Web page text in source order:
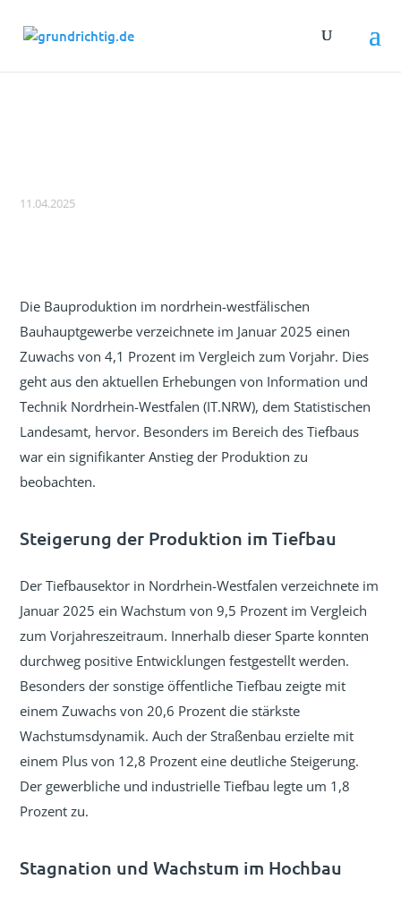
11.04.2025
Die Bauproduktion im nordrhein-westfälischen
Bauhauptgewerbe verzeichnete im Januar 2025 einen
Zuwachs von 4,1 Prozent im Vergleich zum Vorjahr. Dies
geht aus den aktuellen Erhebungen von Information und
Technik Nordrhein-Westfalen (IT.NRW), dem Statistischen
Landesamt, hervor. Besonders im Bereich des Tiefbaus
war ein signifikanter Anstieg der Produktion zu
beobachten.
Steigerung der Produktion im Tiefbau
Der Tiefbausektor in Nordrhein-Westfalen verzeichnete im
Januar 2025 ein Wachstum von 9,5 Prozent im Vergleich
zum Vorjahreszeitraum. Innerhalb dieser Sparte konnten
durchweg positive Entwicklungen festgestellt werden.
Besonders der sonstige öffentliche Tiefbau zeigte mit
einem Zuwachs von 20,6 Prozent die stärkste
Wachstumsdynamik. Auch der Straßenbau erzielte mit
einem Plus von 12,8 Prozent eine deutliche Steigerung.
Der gewerbliche und industrielle Tiefbau legte um 1,8
Prozent zu.
Stagnation und Wachstum im Hochbau